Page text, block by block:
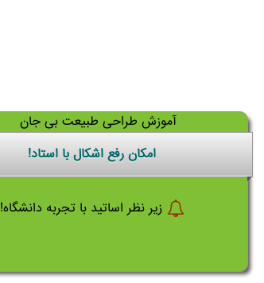
امکان رفع اشکال با استاد!
زیر نظر اساتید با تجربه دانشگاه!